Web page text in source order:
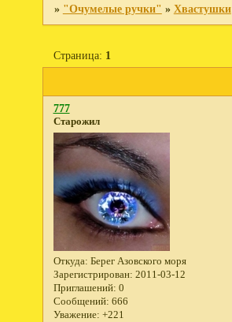
» "Очумелые ручки" » Хвастушки
Страница: 1
777
Старожил
Откуда: Берег Азовского моря
Зарегистрирован: 2011-03-12
Приглашений: 0
Сообщений: 666
Уважение: +221